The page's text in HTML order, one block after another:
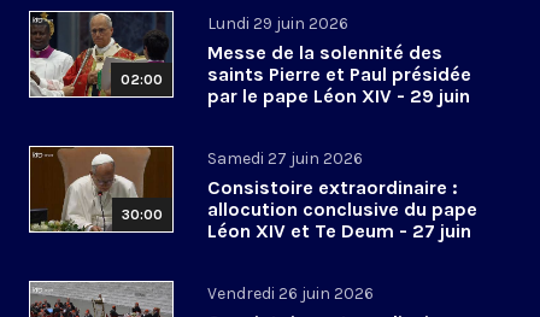
02:00
Lundi 29 juin 2026
Messe de la solennité des
saints Pierre et Paul présidée
par le pape Léon XIV - 29 juin
30:00
Samedi 27 juin 2026
Consistoire extraordinaire :
allocution conclusive du pape
Léon XIV et Te Deum - 27 juin
Vendredi 26 juin 2026